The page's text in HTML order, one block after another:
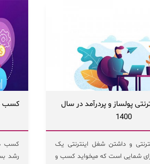
پولساز و پردرآمد در سال
1400
و داشتن شغل اینترنتی یک
شمایی است که میخواید کسب و
کسب
رشد